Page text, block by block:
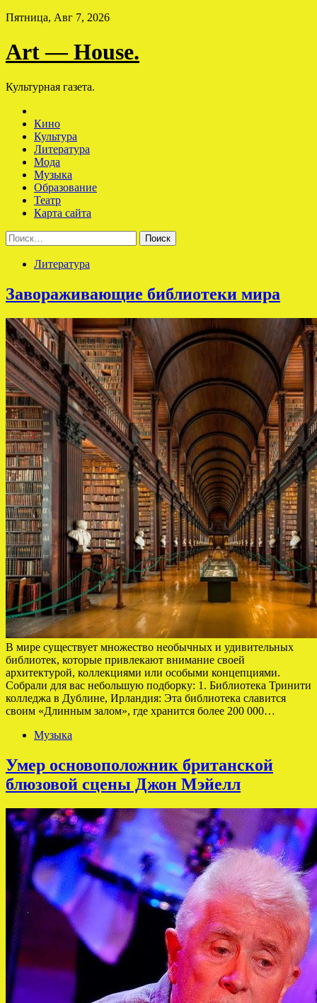
Skip
content
Пятница, Авг 7, 2026
Art — House.
Культурная газета.
Кино
Культура
Литература
Мода
Музыка
Образование
Театр
Карта сайта
Найти:
Литература
Завораживающие библиотеки мира
В мире существует множество необычных и удивительных
библиотек, которые привлекают внимание своей
архитектурой, коллекциями или особыми концепциями.
Собрали для вас небольшую подборку: 1. Библиотека Тринити
колледжа в Дублине, Ирландия: Эта библиотека славится
своим «Длинным залом», где хранится более 200 000…
Музыка
Умер основоположник британской
блюзовой сцены Джон Мэйелл